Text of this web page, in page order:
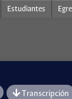
Estudiantes
Transcripción